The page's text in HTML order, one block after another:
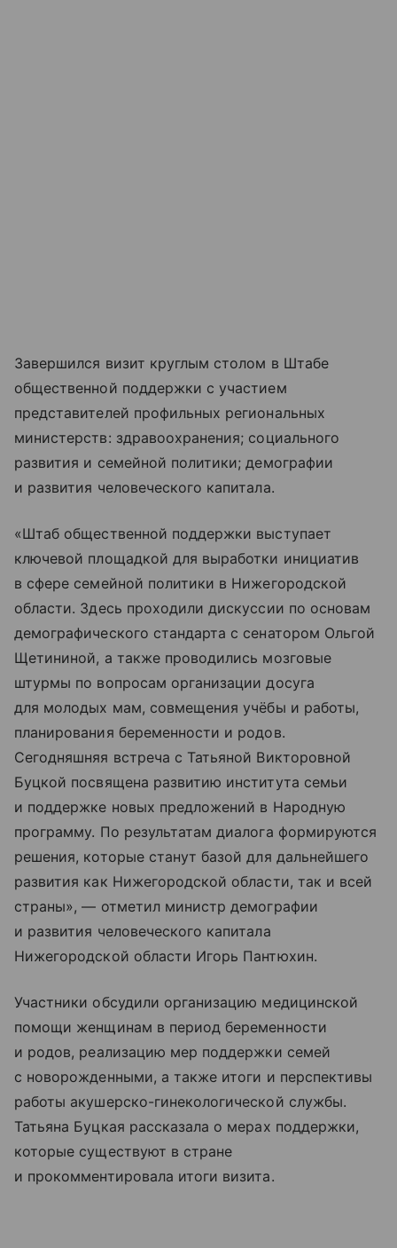
Завершился визит круглым столом в Штабе
общественной поддержки с участием
представителей профильных региональных
министерств: здравоохранения; социального
развития и семейной политики; демографии
и развития человеческого капитала.
«Штаб общественной поддержки выступает
ключевой площадкой для выработки инициатив
в сфере семейной политики в Нижегородской
области. Здесь проходили дискуссии по основам
демографического стандарта с сенатором Ольгой
Щетининой, а также проводились мозговые
штурмы по вопросам организации досуга
для молодых мам, совмещения учёбы и работы,
планирования беременности и родов.
Сегодняшняя встреча с Татьяной Викторовной
Буцкой посвящена развитию института семьи
и поддержке новых предложений в Народную
программу. По результатам диалога формируются
решения, которые станут базой для дальнейшего
развития как Нижегородской области, так и всей
страны», — отметил министр демографии
и развития человеческого капитала
Нижегородской области Игорь Пантюхин.
Участники обсудили организацию медицинской
помощи женщинам в период беременности
и родов, реализацию мер поддержки семей
с новорожденными, а также итоги и перспективы
работы акушерско-гинекологической службы.
Татьяна Буцкая рассказала о мерах поддержки,
которые существуют в стране
и прокомментировала итоги визита.